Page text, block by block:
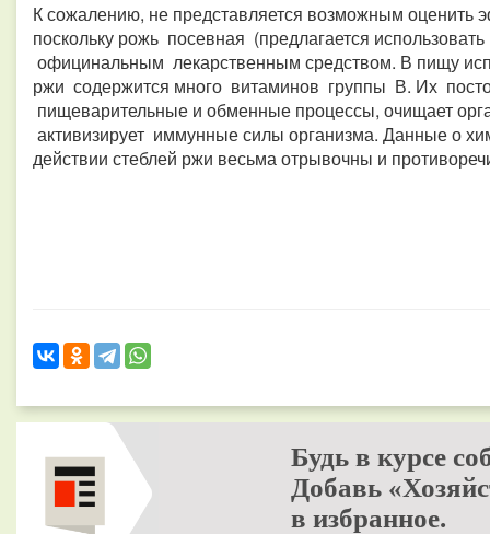
К сожалению, не представляется возможным оценить
поскольку рожь посевная (предлагается
официнальным лекарственным средством. В пищу
ржи содержится много витаминов группы В. Их
пищеварительные и обменные процессы, очищает
активизирует иммунные силы организма. Данные о
действии стеблей ржи весьма отрывочны и
Будь в курсе
Добавь
в избранное.